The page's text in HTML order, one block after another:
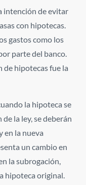
intención de evitar
con hipotecas.
gastos como los
parte del banco.
de hipotecas fue la
la hipoteca se
la ley, se deberán
en la nueva
un cambio en
la subrogación,
hipoteca original.